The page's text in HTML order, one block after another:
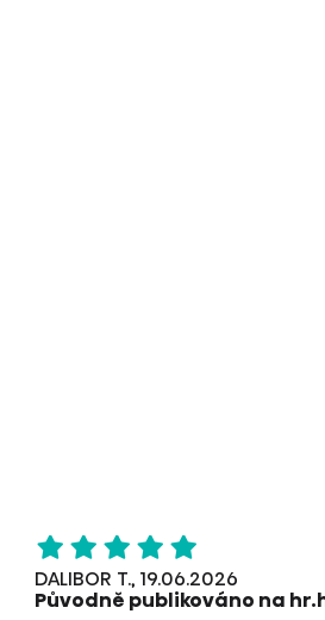
DALIBOR T., 19.06.2026
Původně publikováno na